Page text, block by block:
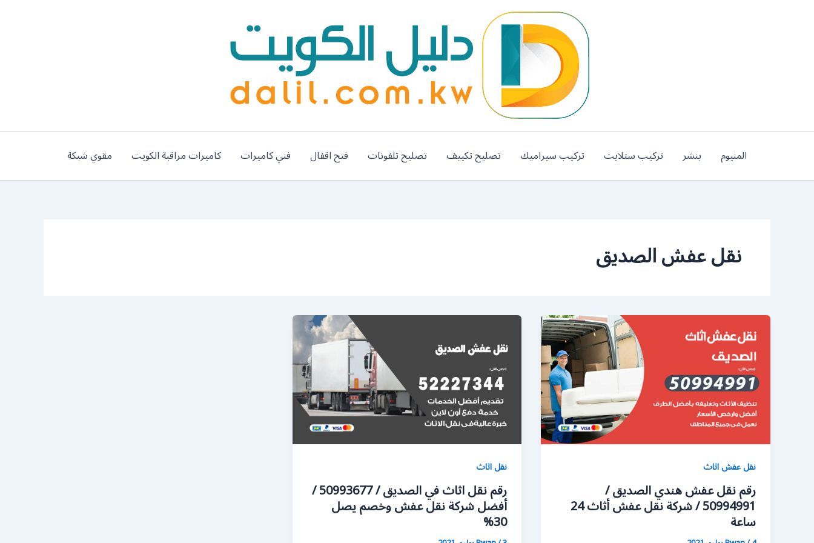
المنيوم بنشر تركيب ستلايت تركيب سيراميك تصليح تكييف تصليح تلفونات فتح اقفال فني كاميرات كاميرات مراقبة الكويت مقوي شبكة
نقل عفش الصديق
نقل عفش اثاث
رقم نقل عفش هندي الصديق /
50994991 / شركة نقل عفش أثاث 24
ساعة
نقل اثاث
رقم نقل اثاث في الصديق / 50993677 /
أفضل شركة نقل عفش وخصم يصل
30%